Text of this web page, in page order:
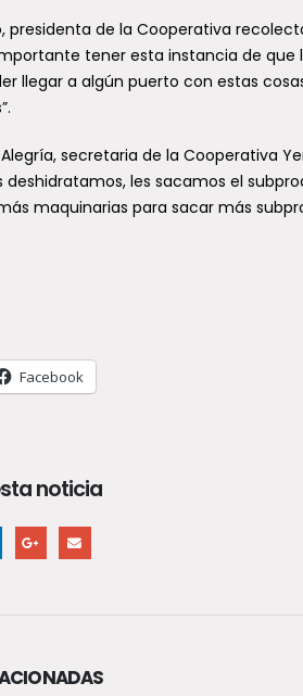
presidenta de la Cooperativa
tener esta instancia de
llegar a algún puerto con estas
secretaria de la Cooperativa
deshidratamos, les sacamos el
maquinarias para sacar más
Facebook
noticia
afectado
Paso
Gobernador...